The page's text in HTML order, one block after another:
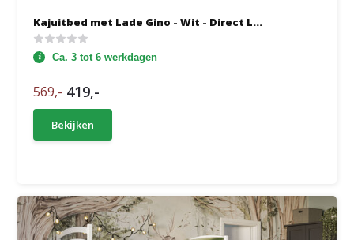
Kajuitbed met Lade Gino - Wit - Direct L...
Ca. 3 tot 6 werkdagen
569,- 419,-
Bekijken